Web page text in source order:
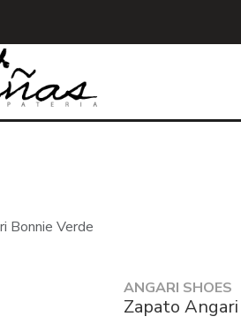
Bonnie Verde
ANGARI SHOES
Zapato